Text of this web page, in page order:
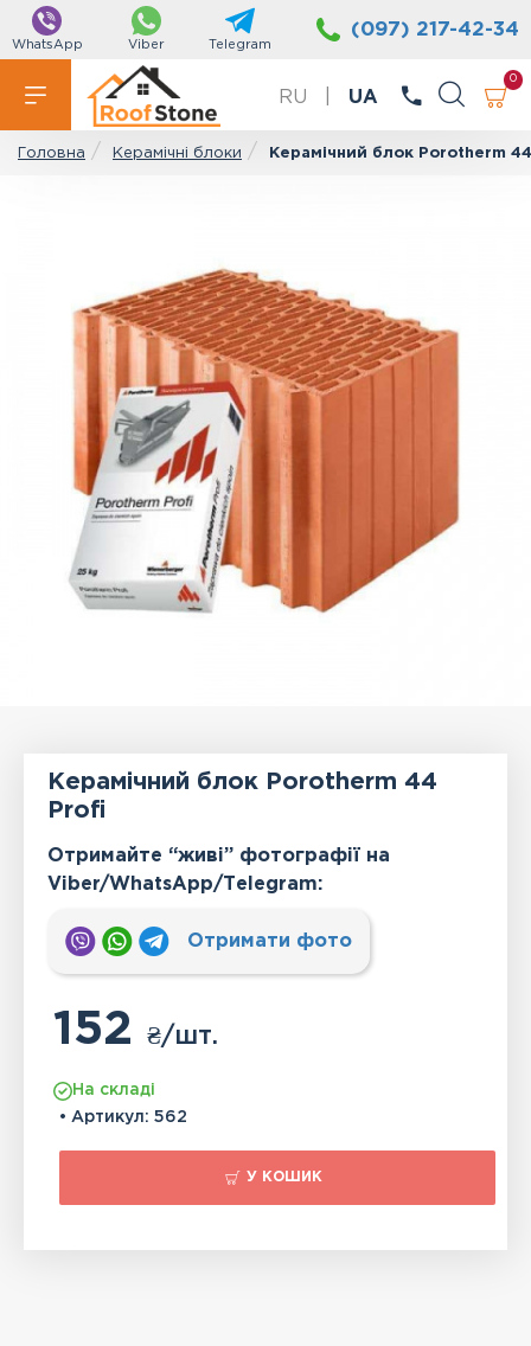
WhatsApp Viber Telegram
(097) 217-42-34
RU UA
0
Головна Керамічні блоки Керамічний блок Porotherm
Керамічний блок Porotherm 44
Profi
Отримайте “живі” фотографії на
Viber/WhatsApp/Тelegram:
Отримати фото
152₴/шт.
На складі
• Артикул: 562
У КОШИК